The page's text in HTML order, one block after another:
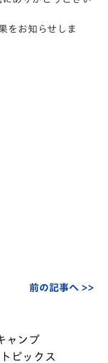
をお知らせしま
前の記事へ >>
ャンプ
トピックス